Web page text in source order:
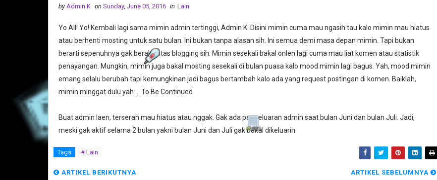
by Admin K on Sunday, June 05, 2016 in Lain
Yo All! Yo! Kembali lagi sama mimin admin tertinggi, Admin K. Disini mimin cuma mau ngasih tau kalo mimin mau hiatus
atau berhenti mosting untuk satu bulan. Ini bukan tanpa alasan sih. Ini semua demi masa depan mimin. Tapi bukan
berarti sepenuhnya gak beraktivitas blogging sih. Mimin sesekali bakal onlen lagi cuma mau liat komen atau statistik
penayangan. Mungkin, mimin juga bakal mosting sesekali di bulan puasa kalo mood mimin lagi bagus. Yah, mood mimin
emang selalu berubah tapi kemungkinan jadi bagus bertambah kalo ada yang request postingan di komen. Baiklah,
mimin minggat dulu yah ... To Be Continued
Buat admin laen, terserah mau hiatus atau nggak. Gak ada pengeluaran admin saat bulan Juni dan bulan Juli. Jadi,
meski gak aktif selama 2 bulan yakni bulan Juni dan Juli gak bakal dikeluarin.
Tags # Lain
ARTIKEL BERIKUTNYA ARTIKEL SEBELUMNYA